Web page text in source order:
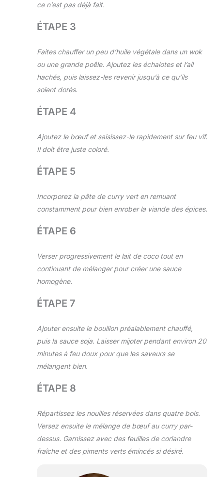
ce n’est pas déjà fait.
ÉTAPE 3
Faites chauffer un peu d’huile végétale dans un wok
ou une grande poêle. Ajoutez les échalotes et l’ail
hachés, puis laissez-les revenir jusqu’à ce qu’ils
soient dorés.
ÉTAPE 4
Ajoutez le bœuf et saisissez-le rapidement sur feu vif.
Il doit être juste coloré.
ÉTAPE 5
Incorporez la pâte de curry vert en remuant
constamment pour bien enrober la viande des épices.
ÉTAPE 6
Verser progressivement le lait de coco tout en
continuant de mélanger pour créer une sauce
homogène.
ÉTAPE 7
Ajouter ensuite le bouillon préalablement chauffé,
puis la sauce soja. Laisser mijoter pendant environ 20
minutes à feu doux pour que les saveurs se
mélangent bien.
ÉTAPE 8
Répartissez les nouilles réservées dans quatre bols.
Versez ensuite le mélange de bœuf au curry par-
dessus. Garnissez avec des feuilles de coriandre
fraîche et des piments verts émincés si désiré.